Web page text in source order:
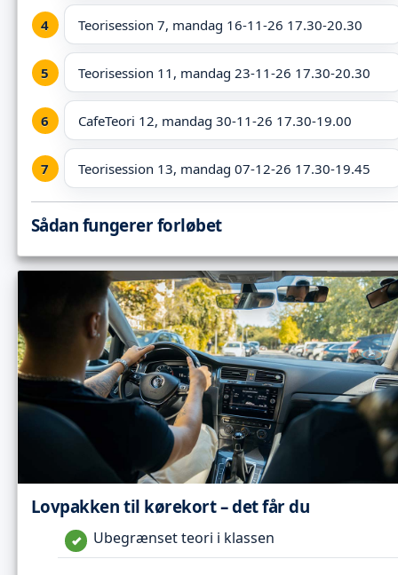
Teorisession 7, mandag 16-11-26 17.30-20.30
Teorisession 11, mandag 23-11-26 17.30-20.30
CafeTeori 12, mandag 30-11-26 17.30-19.00
Teorisession 13, mandag 07-12-26 17.30-19.45
Sådan fungerer forløbet
Lovpakken til kørekort – det får du
Ubegrænset teori i klassen